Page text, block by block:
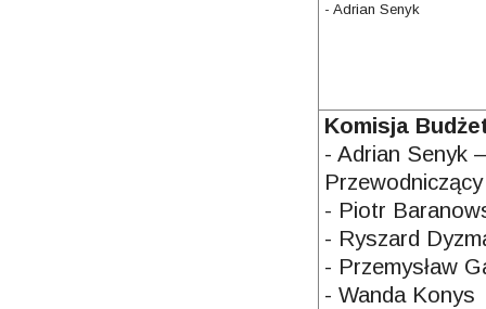
- Adrian Senyk
Komisja
- Adrian Senyk –
Przewodniczący
- Piotr
- Ryszard
- Przemysław
- Wanda Konys